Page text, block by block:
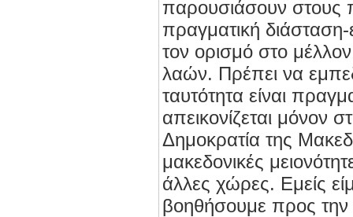
παρουσιάσουν στους
πραγματική
τον ορισμό στο
λαών. Πρέπει να
ταυτότητα είναι
απεικονίζεται μόνον
Δημοκρατία της
μακεδονικές
άλλες χώρες. Εμείς
βοηθήσουμε προς την